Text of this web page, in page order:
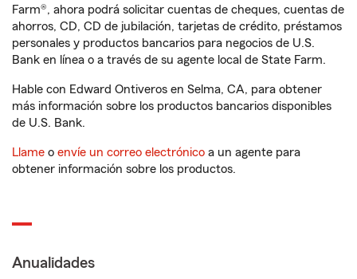
Farm®, ahora podrá solicitar cuentas de cheques, cuentas de
ahorros, CD, CD de jubilación, tarjetas de crédito, préstamos
personales y productos bancarios para negocios de U.S.
Bank en línea o a través de su agente local de State Farm.
Hable con Edward Ontiveros en Selma, CA, para obtener
más información sobre los productos bancarios disponibles
de U.S. Bank.
Llame o envíe un correo electrónico a un agente para
obtener información sobre los productos.
Anualidades